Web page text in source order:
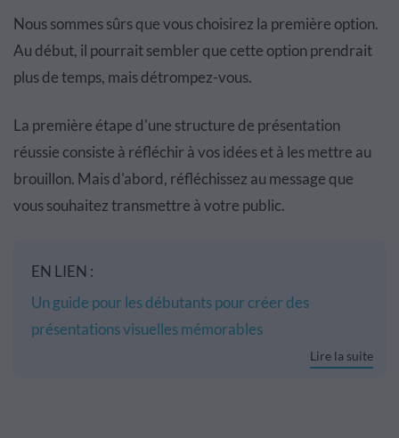
Nous sommes sûrs que vous choisirez la première option.
Au début, il pourrait sembler que cette option prendrait
plus de temps, mais détrompez-vous.
La première étape d'une structure de présentation
réussie consiste à réfléchir à vos idées et à les mettre au
brouillon. Mais d'abord, réfléchissez au message que
vous souhaitez transmettre à votre public.
EN LIEN :
Un guide pour les débutants pour créer des
présentations visuelles mémorables
Lire la suite